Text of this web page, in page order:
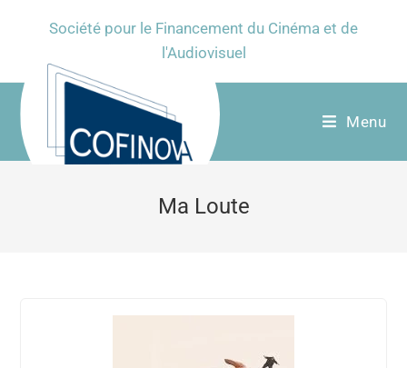
Société pour le Financement du Cinéma et de
l'Audiovisuel
Menu
Ma Loute